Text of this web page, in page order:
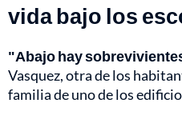
vida bajo los
"Abajo hay
Vasquez, otra de los
familia de uno de los